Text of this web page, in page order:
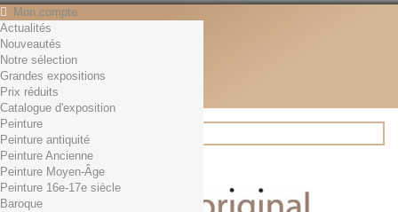
Mon compte
Contact
Français
English
Français
Actualités
Rechercher
Actualités
Nouveautés
Notre sélection
Grandes expositions
Prix réduits
Catalogue d'exposition
Peinture
Peinture antiquité
Peinture Ancienne
Peinture Moyen-Âge
Peinture 16e-17e siècle
Baroque